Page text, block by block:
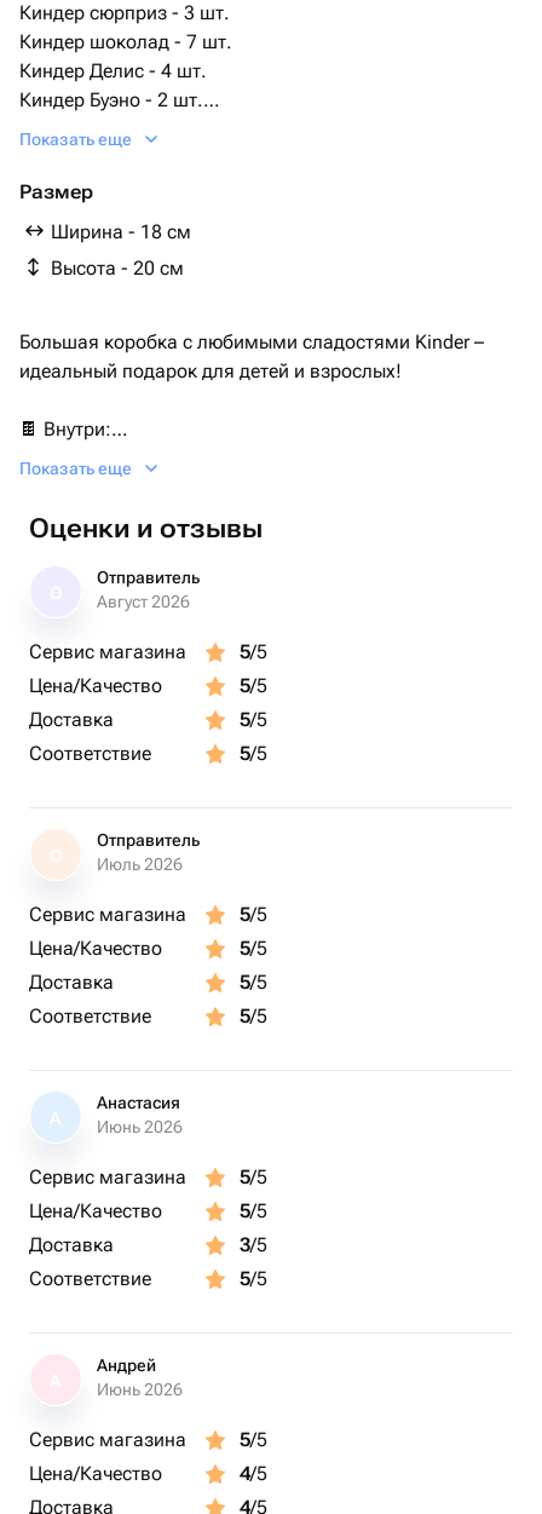
Киндер сюрприз - 3 шт.
Киндер шоколад - 7 шт.
Киндер Делис - 4 шт.
Киндер Буэно - 2 шт.
Киндер кантри - 4 шт.
Показать еще
Размер
Ширина - 18 см
Высота - 20 см
Большая коробка с любимыми сладостями Kinder –
идеальный подарок для детей и взрослых!
🍫 Внутри:
• Kinder Chocolate
• Kinder Surprise
• И другие популярные лакомства!
Отличный выбор для подарка:
💝 14 февраля, День Святого Валентина
🌸 8 марта
🎄 На Новый год и Рождество
👩‍👧‍👦 Ребёнку, девушке, парню, сестре, брату, друзьям
📍 Доставка по городу | 📦 Самовывоз
Показать еще
Оценки и отзывы
Отправитель
Август 2026
Сервис магазина 5/5
Цена/Качество
5/5
Доставка
5/5
Соответствие
5/5
О
Отправитель
Июль 2026
Сервис магазина 5/5
Цена/Качество
5/5
Доставка
5/5
Соответствие
5/5
А
Анастасия
Июнь 2026
Сервис магазина 5/5
Цена/Качество
5/5
Доставка
3/5
Соответствие
5/5
Андрей
Июнь 2026
Сервис магазина 5/5
Цена/Качество
4/5
Доставка
4/5